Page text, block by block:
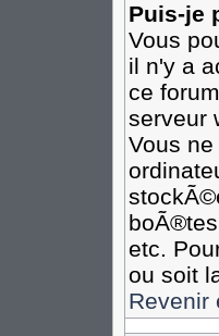
Puis-je
Vous
il n'y a
ce
serveur
Vous
etc.
ou soit
Revenir